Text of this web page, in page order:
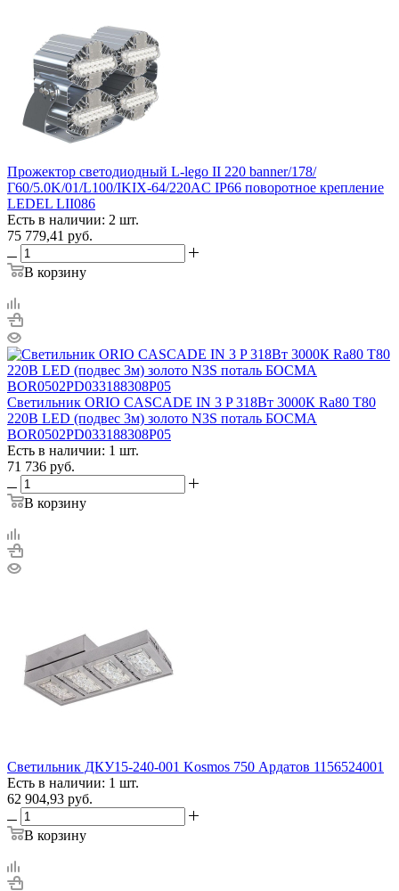
Прожектор светодиодный L-lego II 220 banner/178/
Г60/5.0K/01/L100/IKIX-64/220AC IP66 поворотное крепление
LEDEL LII086
Есть в наличии: 2 шт.
75 779,41 руб.
В корзину
Светильник ORIO CASCADE IN 3 P 318Вт 3000К Ra80 T80
220В LED (подвес 3м) золото N3S поталь БОСМА
BOR0502PD033188308P05
Есть в наличии: 1 шт.
71 736 руб.
В корзину
Светильник ДКУ15-240-001 Kosmos 750 Ардатов 1156524001
Есть в наличии: 1 шт.
62 904,93 руб.
В корзину